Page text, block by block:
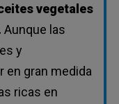
vegetales
Aunque las
y
en gran medida
ricas en